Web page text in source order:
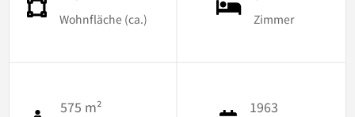
Wohnfläche (ca.) Zimmer
575 m² 1963